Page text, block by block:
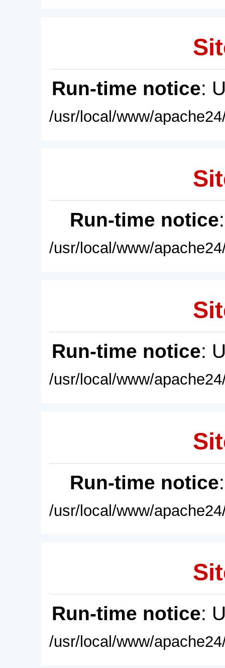
Run-time notice:
/usr/local/www/
Run-time notice
/usr/local/www/
Run-time notice:
/usr/local/www/
Run-time notice
/usr/local/www/
Run-time notice:
/usr/local/www/